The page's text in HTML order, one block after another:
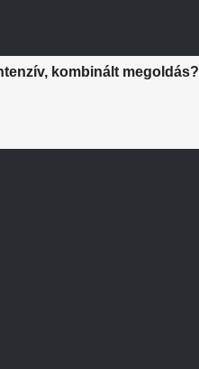
kombinált megoldás?